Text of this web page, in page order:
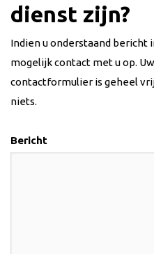
dienst zijn?
Indien u onderstaand bericht
mogelijk contact met u op.
contactformulier is geheel
niets.
Bericht